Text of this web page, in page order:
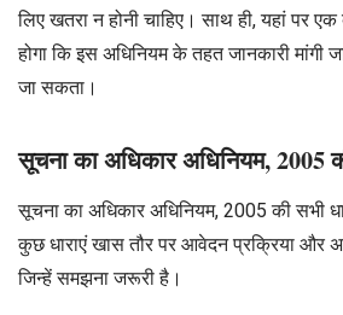
लिए खतरा न होनी चाहिए। साथ ही, यहां पर
होगा कि इस अधिनियम के तहत जानकारी मांगी
जा सकता।
सूचना का अधिकार अधिनियम, 2005
सूचना का अधिकार अधिनियम, 2005 की सभी
कुछ धाराएं खास तौर पर आवेदन प्रक्रिया और
जिन्हें समझना जरूरी है।